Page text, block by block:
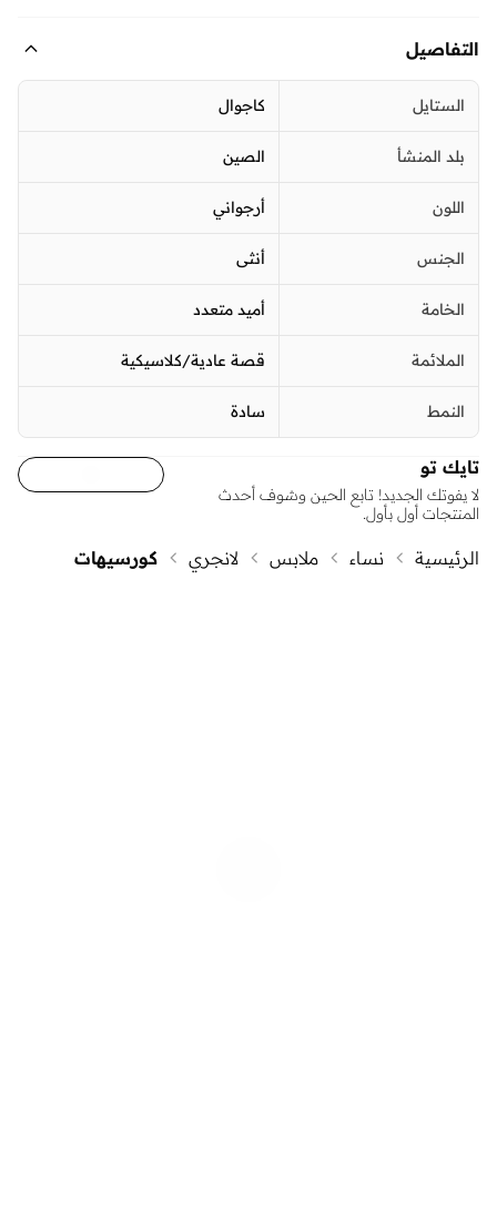
التفاصيل
الستايل كاجوال
بلد المنشأ الصين
اللون أرجواني
الجنس أنثى
الخامة أميد متعدد
الملائمة قصة عادية/كلاسيكية
النمط سادة
تايك تو
لا يفوتك الجديد! تابع الحين وشوف أحدث
المنتجات أول بأول.
الرئيسية نساء ملابس لانجري كورسيهات